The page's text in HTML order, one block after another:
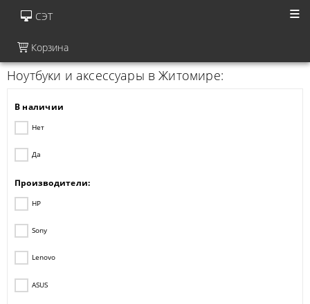
СЭТ
Корзина
Ноутбуки и аксессуары в Житомире:
В наличии
Нет
Да
Производители:
HP
Sony
Lenovo
ASUS